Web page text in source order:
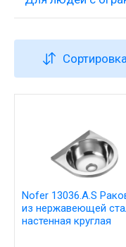
Nofer 13036.A.S
из нержавеющей
настенная круглая